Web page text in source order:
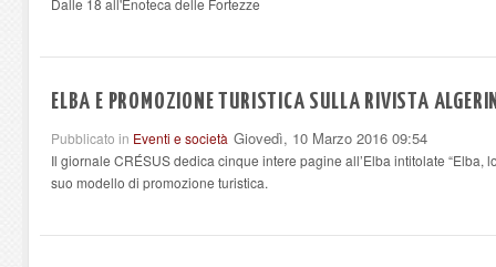
ELBA E PROMOZIONE TURISTICA SULLA RIVISTA
Pubblicato in Eventi e società Giovedì, 10 Marzo 2016 09:54
Il giornale CRÉSUS dedica cinque intere pagine all’Elba intitolate “Elba,
suo modello di promozione turistica.